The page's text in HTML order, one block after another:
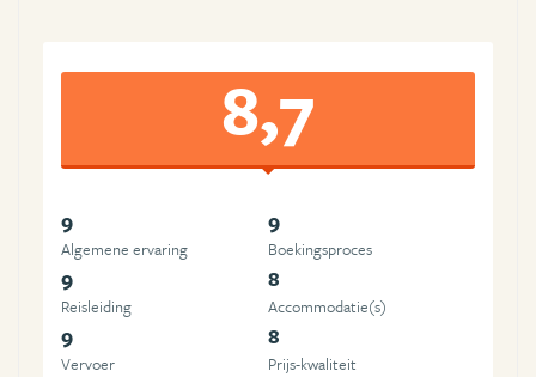
8,7
9
Algemene ervaring
9
Boekingsproces
9
Reisleiding
8
Accommodatie(s)
9
Vervoer
8
Prijs-kwaliteit